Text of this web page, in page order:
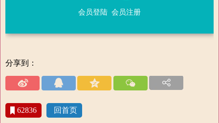
会员登陆 会员注册
分享到：
62836 回首页